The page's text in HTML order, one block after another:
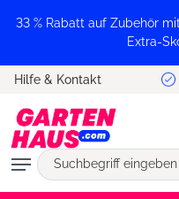
springen
33 % Rabatt auf Zubehör
Extra-
Hilfe & Kontakt